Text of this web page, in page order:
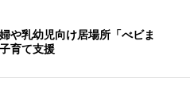
や乳幼児向け居場所「べビま
育て支援